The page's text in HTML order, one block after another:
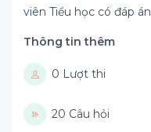
viên Tiểu học có đáp
Thông tin thêm
0 Lượt thi
20 Câu hỏi